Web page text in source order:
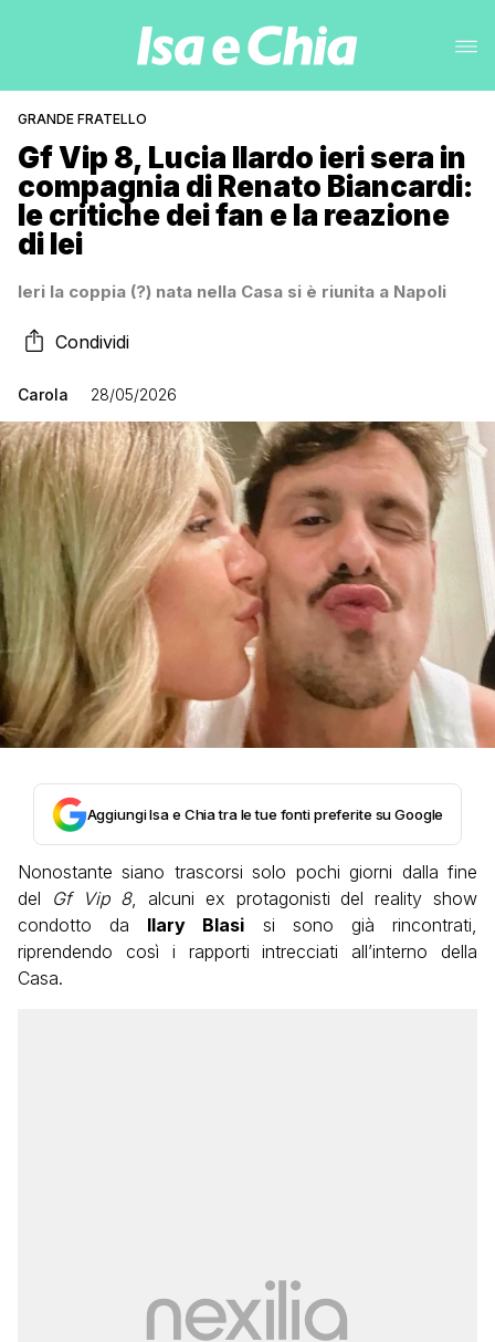
GRANDE FRATELLO
Gf Vip 8, Lucia Ilardo ieri sera in
compagnia di Renato Biancardi:
le critiche dei fan e la reazione
di lei
Ieri la coppia (?) nata nella Casa si è riunita a Napoli
Condividi
Carola 28/05/2026
Aggiungi Isa e Chia tra le tue fonti preferite su Google
Nonostante siano trascorsi solo pochi giorni dalla fine
del
Gf Vip 8, alcuni ex protagonisti del reality show
condotto da Ilary Blasi si sono già rincontrati,
riprendendo così i rapporti intrecciati all’interno della
Casa.